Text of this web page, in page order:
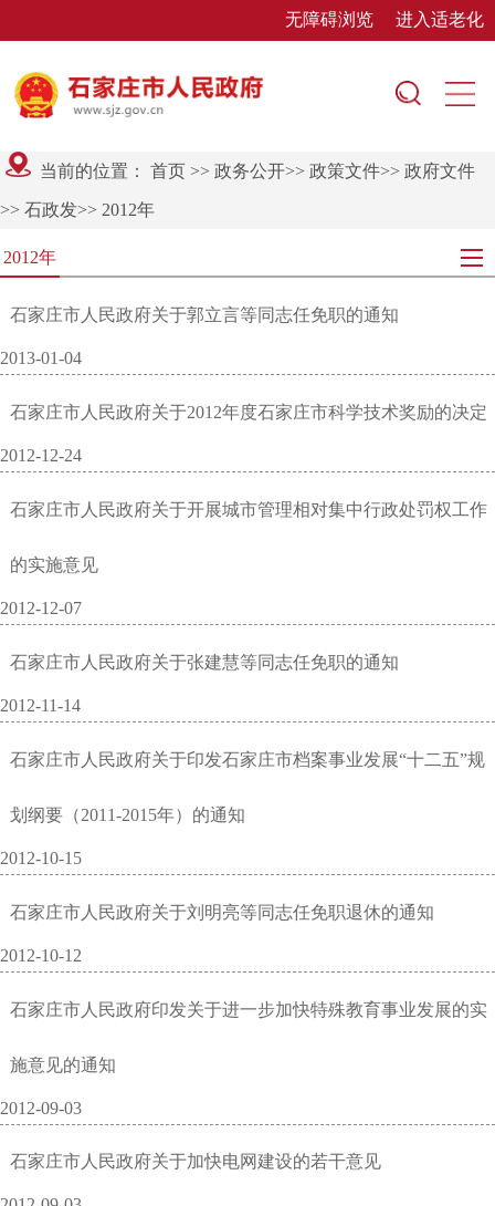
无障碍浏览 进入适老化
当前的位置： 首页 >> 政务公开>> 政策文件>> 政府文件
>> 石政发>> 2012年
2012年
石家庄市人民政府关于郭立言等同志任免职的通知
2013-01-04
石家庄市人民政府关于2012年度石家庄市科学技术奖励的决定
2012-12-24
石家庄市人民政府关于开展城市管理相对集中行政处罚权工作
的实施意见
2012-12-07
石家庄市人民政府关于张建慧等同志任免职的通知
2012-11-14
石家庄市人民政府关于印发石家庄市档案事业发展“十二五”规
划纲要（2011-2015年）的通知
2012-10-15
石家庄市人民政府关于刘明亮等同志任免职退休的通知
2012-10-12
石家庄市人民政府印发关于进一步加快特殊教育事业发展的实
施意见的通知
2012-09-03
石家庄市人民政府关于加快电网建设的若干意见